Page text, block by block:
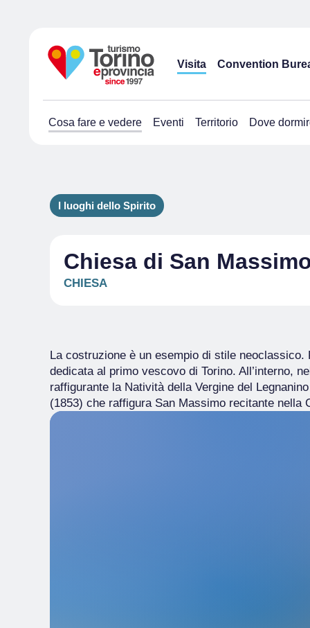
Visita Convention
Cosa fare e vedere Eventi Territorio Dove
I luoghi dello Spirito
Chiesa di San
CHIESA
La costruzione è un esempio di stile
dedicata al primo vescovo di Torino. All’interno,
raffigurante la Natività della Vergine del
(1853) che raffigura San Massimo recitante nella